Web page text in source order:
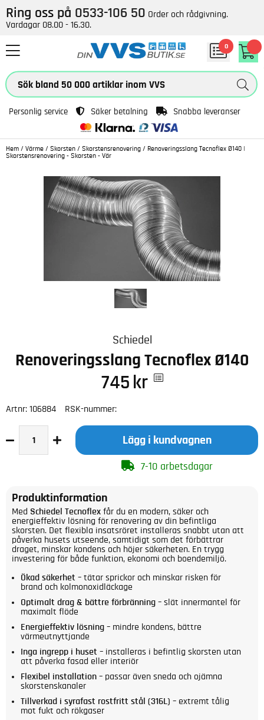
Ring oss på 0533-106 50 Order och rådgivning.
Vardagar 08.00 - 16.30.
0
Personlig service Säker betalning Snabba leveranser
Hem / Värme / Skorsten / Skorstensrenovering / Renoveringsslang Tecnoflex Ø140 |
Skorstensrenovering - Skorsten - Vär
Schiedel
Renoveringsslang Tecnoflex Ø140
745 kr
Artnr: 106884 RSK-nummer:
Lägg i kundvagnen
7-10 arbetsdagar
Produktinformation
Med Schiedel Tecnoflex får du en modern, säker och
energieffektiv lösning för renovering av din befintliga
skorsten. Det flexibla insatsröret installeras snabbt utan att
påverka husets utseende, samtidigt som det förbättrar
draget, minskar kondens och höjer säkerheten. En trygg
investering för både funktion, ekonomi och boendemiljö.
Ökad säkerhet – tätar sprickor och minskar risken för
brand och kolmonoxidläckage
Optimalt drag & bättre förbränning – slät innermantel för
maximalt flöde
Energieffektiv lösning – mindre kondens, bättre
värmeutnyttjande
Inga ingrepp i huset – installeras i befintlig skorsten utan
att påverka fasad eller interiör
Flexibel installation – passar även sneda och ojämna
skorstenskanaler
Tillverkad i syrafast rostfritt stål (316L) – extremt tålig
mot fukt och rökgaser